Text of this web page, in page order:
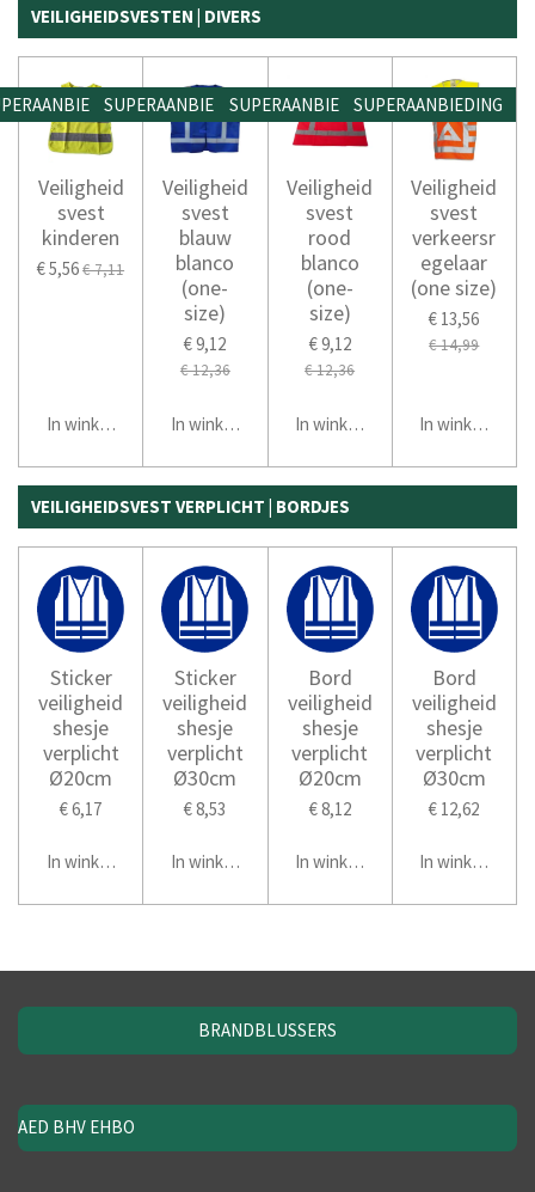
VEILIGHEIDSVESTEN | DIVERS
Veiligheid
svest
kinderen
€ 5,56€ 7,11
In winkelwagen
SUPERAANBIEDING
Veiligheid
svest
blauw
blanco
(one-
size)
€ 9,12
€ 12,36
In winkelwagen
SUPERAANBIEDING
Veiligheid
svest
rood
blanco
(one-
size)
€ 9,12
€ 12,36
In winkelwagen
SUPERAANBIEDING
Veiligheid
svest
verkeersr
egelaar
(one size)
€ 13,56
€ 14,99
In winkelwagen
VEILIGHEIDSVEST VERPLICHT | BORDJES
Sticker
veiligheid
shesje
verplicht
Ø20cm
€ 6,17
In winkelwagen
Sticker
veiligheid
shesje
verplicht
Ø30cm
€ 8,53
In winkelwagen
Bord
veiligheid
shesje
verplicht
Ø20cm
€ 8,12
In winkelwagen
Bord
veiligheid
shesje
verplicht
Ø30cm
€ 12,62
In winkelwagen
BRANDBLUSSERS
AED BHV EHBO